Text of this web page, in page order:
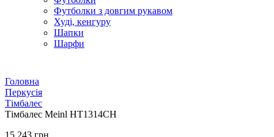
Футболки з довгим рукавом
Худі, кенгуру
Шапки
Шарфи
Головна
Перкусія
Тімбалес
Тімбалес Meinl HT1314CH
15 243 грн